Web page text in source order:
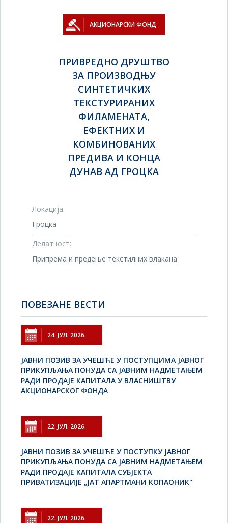
АКЦИОНАРСКИ ФОНД
ПРИВРЕДНО ДРУШТВО
ЗА ПРОИЗВОДЊУ
СИНТЕТИЧКИХ
ТЕКСТУРИРАНИХ
ФИЛАМЕНАТА,
ЕФЕКТНИХ И
КОМБИНОВАНИХ
ПРЕДИВА И КОНЦА
ДУНАВ АД ГРОЦКА
Локација:
Гроцка
Делатност:
Припрема и предење текстилних влакана
ПОВЕЗАНЕ ВЕСТИ
24. ЈУЛ. 2026.
JАВНИ ПОЗИВ ЗА УЧЕШЋЕ У ПОСТУПЦИМА ЈАВНОГ
ПРИКУПЉАЊА ПОНУДА СА ЈАВНИМ НАДМЕТАЊЕМ
РАДИ ПРОДАЈЕ КАПИТАЛА У ВЛАСНИШТВУ
АКЦИОНАРСКОГ ФОНДА
22. ЈУЛ. 2026.
JАВНИ ПОЗИВ ЗА УЧЕШЋЕ У ПОСТУПКУ ЈАВНОГ
ПРИКУПЉАЊА ПОНУДА СА ЈАВНИМ НАДМЕТАЊЕМ
РАДИ ПРОДАЈЕ КАПИТАЛА СУБЈЕКТА
ПРИВАТИЗАЦИЈЕ „ЈАТ АПАРТМАНИ КОПАОНИК"
22. ЈУЛ. 2026.